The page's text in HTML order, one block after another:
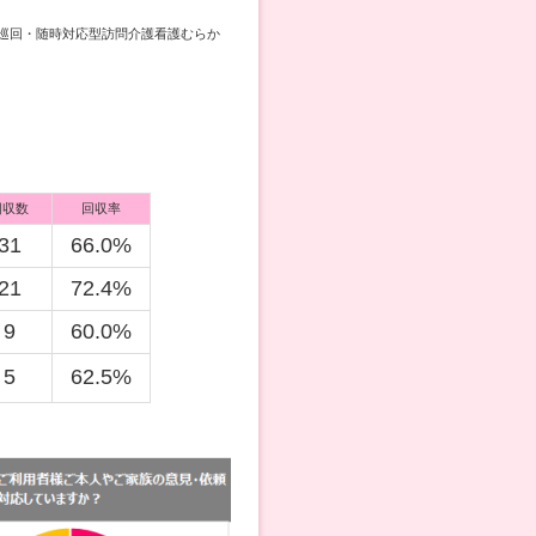
回・随時対応型訪問介護看護むらか
収数 回収率
66.0%
72.4%
9
60.0%
5
62.5%